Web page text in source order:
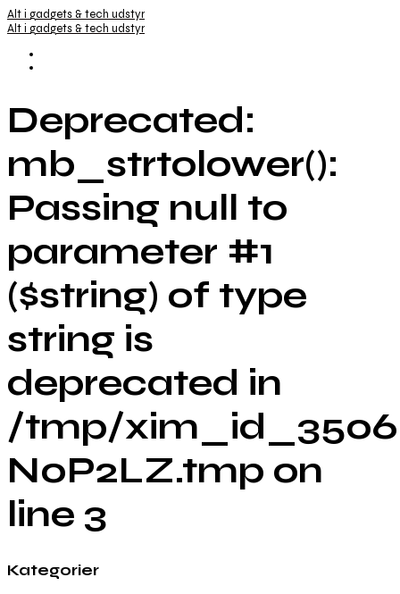
Alt i gadgets & tech udstyr
Alt i gadgets & tech udstyr
Deprecated:
mb_strtolower():
Passing null to
parameter #1
($string) of type
string is
deprecated in
/tmp/
N0P2LZ.tmp on
line 3
Kategorier